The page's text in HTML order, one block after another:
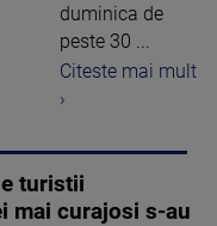
duminica de
peste 30 ...
Citeste mai mult
›
turistii
mai curajosi s-au